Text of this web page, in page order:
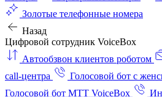
Золотые телефонные номера
Назад
Цифровой сотрудник VoiceBox
Автообзвон клиентов роботом
call-центра
Голосовой бот с
Голосовой бот МТТ VoiceBox